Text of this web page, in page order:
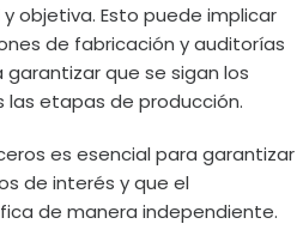
objetiva. Esto puede implicar
de fabricación y auditorías
que se sigan los
etapas de producción.
es esencial para garantizar
de interés y que el
de manera independiente.